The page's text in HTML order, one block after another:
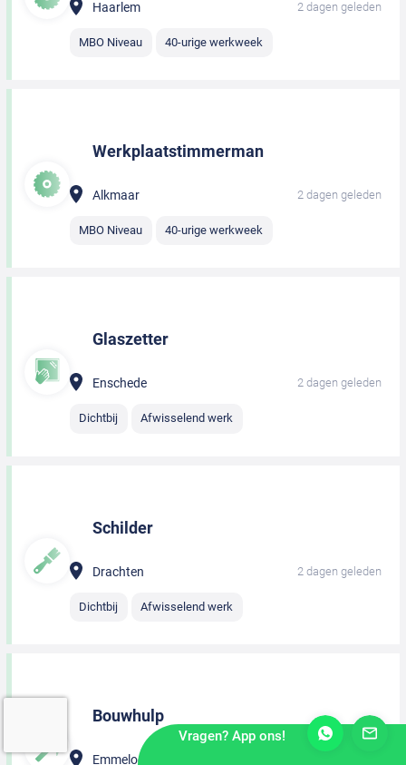
Haarlem 2 dagen geleden
MBO Niveau 40-urige werkweek
Werkplaatstimmerman
Alkmaar 2 dagen geleden
MBO Niveau 40-urige werkweek
Glaszetter
Enschede 2 dagen geleden
Dichtbij Afwisselend werk
Schilder
Drachten 2 dagen geleden
Dichtbij Afwisselend werk
Bouwhulp
Emmeloord
Vragen? App ons!